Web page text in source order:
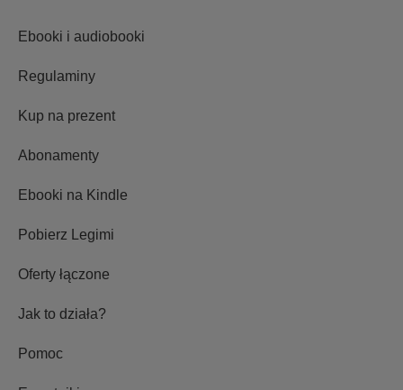
Ebooki i audiobooki
Regulaminy
Kup na prezent
Abonamenty
Ebooki na Kindle
Pobierz Legimi
Oferty łączone
Jak to działa?
Pomoc